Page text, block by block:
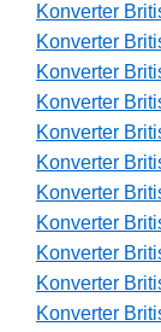
Konverter
Konverter
Konverter
Konverter
Konverter
Konverter
Konverter
Konverter
Konverter
Konverter
Konverter